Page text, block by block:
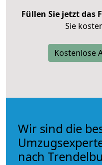
Füllen Sie jetzt das
Sie
Kostenlose
Wir sind die
nach